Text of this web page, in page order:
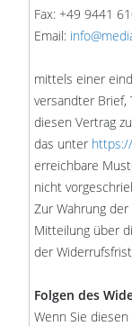
Fax: +49 9441
Email:
mittels einer
versandter Brief,
diesen Vertrag
das unter
erreichbare
nicht
Zur Wahrung
Mitteilung über
der
Folgen des
Wenn Sie